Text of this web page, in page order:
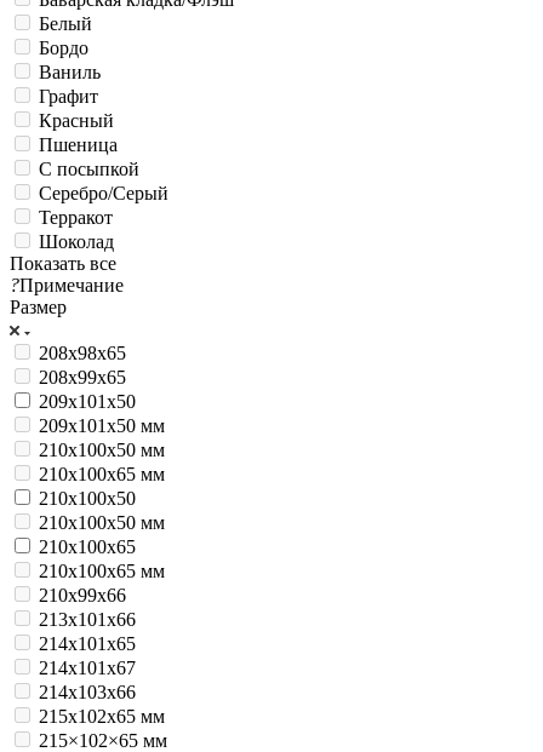
Белый
Бордо
Ваниль
Графит
Красный
Пшеница
С посыпкой
Серебро/Серый
Терракот
Шоколад
Показать все
?Примечание
Размер
208х98х65
208х99х65
209х101х50
209х101х50 мм
210x100x50 мм
210x100x65 мм
210х100х50
210х100х50 мм
210х100х65
210х100х65 мм
210х99х66
213х101х66
214х101х65
214х101х67
214х103х66
215x102x65 мм
215×102×65 мм